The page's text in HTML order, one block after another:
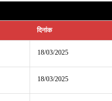
दिनांक
18/03/2025
18/03/2025